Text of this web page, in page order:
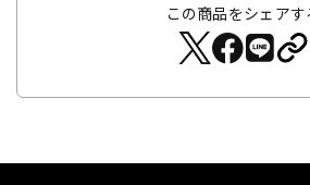
この商品をシェアす